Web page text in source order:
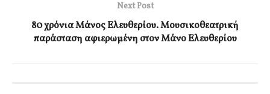
Next Post
80 χρόνια Μάνος Ελευθερίου. Μουσικοθεατρική
παράσταση αφιερωμένη στον Μάνο Ελευθερίου